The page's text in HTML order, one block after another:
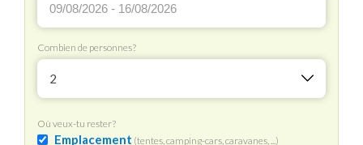
Combien de personnes?
2
Où veux-tu rester?
Emplacement (tentes, camping-cars, caravanes, ...)